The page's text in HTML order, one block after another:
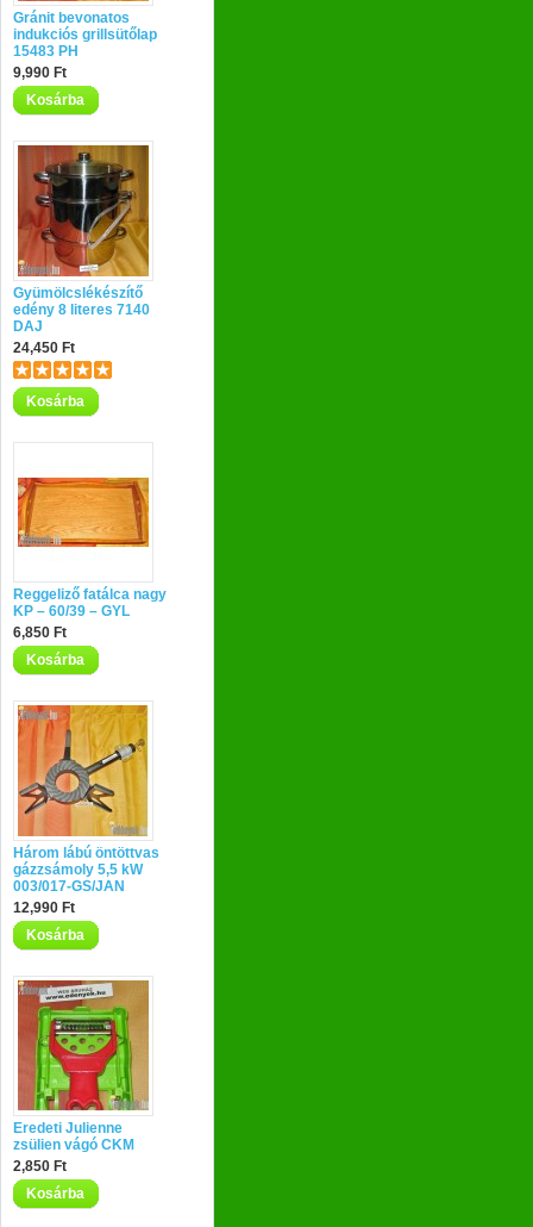
Gránit bevonatos
indukciós grillsütőlap
15483 PH
9,990 Ft
Kosárba
Gyümölcslékészítő
edény 8 literes 7140
DAJ
24,450 Ft
Kosárba
Reggeliző fatálca nagy
KP – 60/39 – GYL
6,850 Ft
Kosárba
Három lábú öntöttvas
gázzsámoly 5,5 kW
003/017-GS/JAN
12,990 Ft
Kosárba
Eredeti Julienne
zsülien vágó CKM
2,850 Ft
Kosárba